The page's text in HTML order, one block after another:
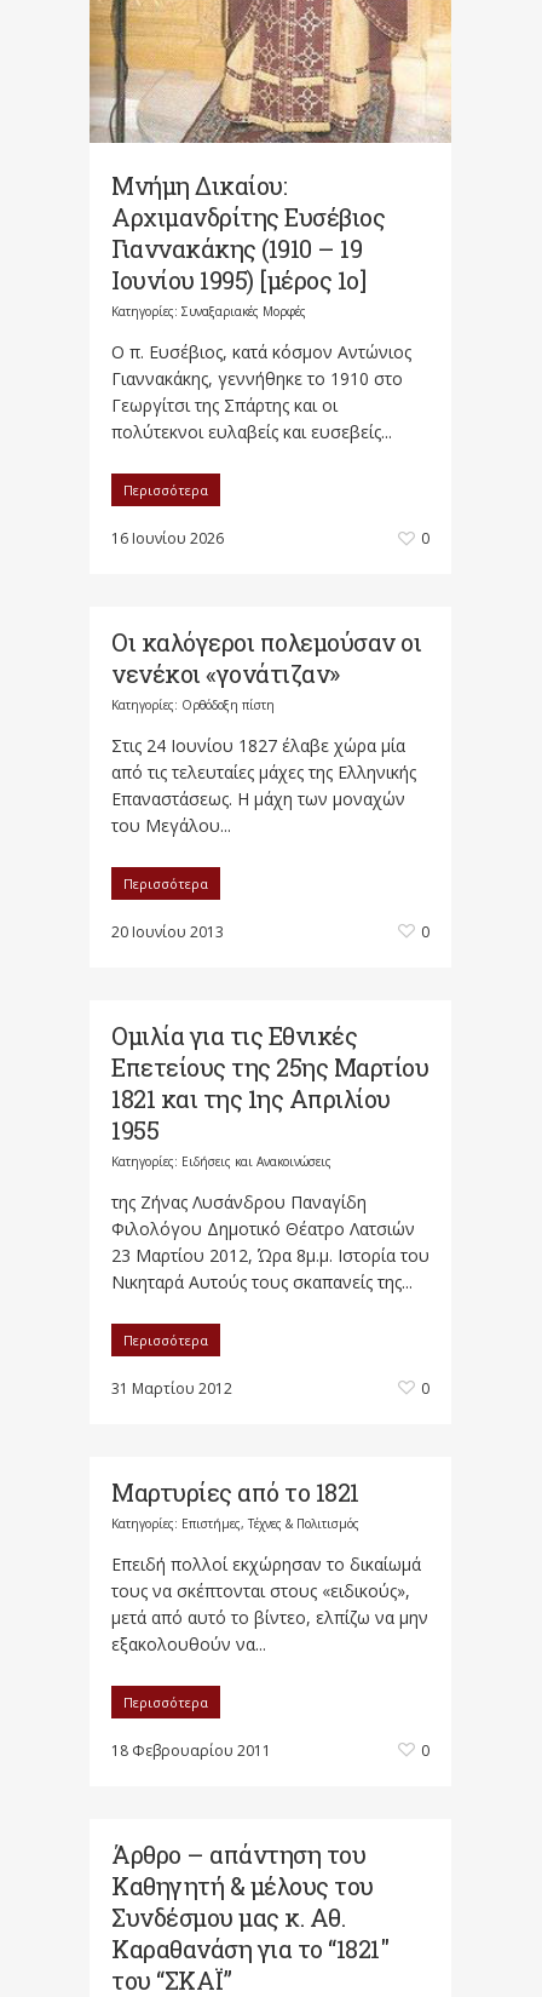
Μνήμη Δικαίου:
Αρχιμανδρίτης Ευσέβιος
Γιαννακάκης (1910 – 19
Ιουνίου 1995) [μέρος 1ο]
Κατηγορίες: Συναξαριακές Μορφές
Ο π. Ευσέβιος, κατά κόσμον Αντώνιος
Γιαννακάκης, γεννήθηκε το 1910 στο
Γεωργίτσι της Σπάρτης και οι
πολύτεκνοι ευλαβείς και ευσεβείς...
Περισσότερα
16 Ιουνίου 2026 0
Οι καλόγεροι πολεμούσαν οι
νενέκοι «γονάτιζαν​»
Κατηγορίες: Ορθόδοξη πίστη
Στις 24 Ιουνίου 1827 έλαβε χώρα μία
από τις τελευταίες μάχες της Ελληνικής
Επαναστάσεως. Η μάχη των μοναχών
του Μεγάλου...
Περισσότερα
20 Ιουνίου 2013 0
Ομιλία για τις Εθνικές
Επετείους της 25ης Μαρτίου
1821 και της 1ης Απριλίου
1955
Κατηγορίες: Ειδήσεις και Ανακοινώσεις
της Ζήνας Λυσάνδρου Παναγίδη
Φιλολόγου Δημοτικό Θέατρο Λατσιών
23 Μαρτίου 2012, Ώρα 8μ.μ. Ιστορία του
Νικηταρά Αυτούς τους σκαπανείς της...
Περισσότερα
31 Μαρτίου 2012 0
Μαρτυρίες από το 1821
Κατηγορίες: Επιστήμες, Τέχνες & Πολιτισμός
Επειδή πολλοί εκχώρησαν το δικαίωμά
τους να σκέπτονται στους «ειδικούς»,
μετά από αυτό το βίντεο, ελπίζω να μην
εξακολουθούν να...
Περισσότερα
18 Φεβρουαρίου 2011 0
Άρθρο – απάντηση του
Καθηγητή & μέλους του
Συνδέσμου μας κ. Αθ.
Καραθανάση για το “1821″
του “ΣΚΑΪ”